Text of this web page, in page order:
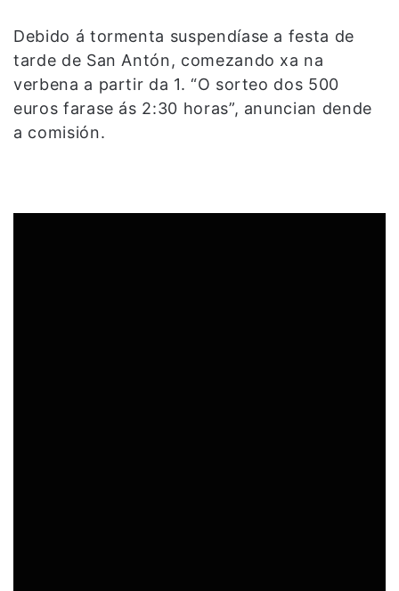
Debido á tormenta suspendíase a festa de
tarde de San Antón, comezando xa na
verbena a partir da 1. “O sorteo dos 500
euros farase ás 2:30 horas”, anuncian dende
a comisión.